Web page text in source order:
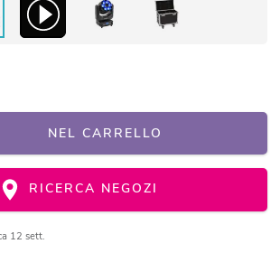
NEL CARRELLO
RICERCA NEGOZI
12 sett.